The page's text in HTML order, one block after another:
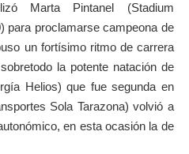
Marta Pintanel (Stadium
para proclamarse campeona de
un fortísimo ritmo de carrera
la potente natación de
Helios) que fue segunda en
Sola Tarazona) volvió a
en esta ocasión la de